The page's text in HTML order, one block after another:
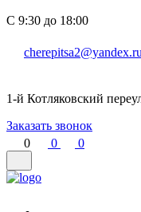
С 9:30 до 18:00
cherepitsa2@yandex.ru
1-й Котляковский
Заказать звонок
0
0 0